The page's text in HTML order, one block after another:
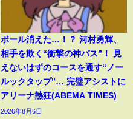
ボール消えた…！？ 河村勇輝、
相手を欺く“衝撃の神パス”！ 見
えないはずのコースを通す“ノー
ルックタップ”… 完璧アシストに
アリーナ熱狂(ABEMA TIMES)
2026年8月6日